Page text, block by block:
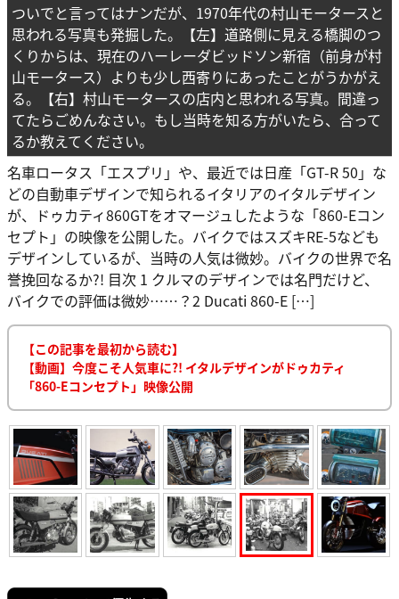
ついでと言ってはナンだが、1970年代の村山モータースと
思われる写真も発掘した。【左】道路側に見える橋脚のつ
くりからは、現在のハーレーダビッドソン新宿（前身が村
山モータース）よりも少し西寄りにあったことがうかがえ
る。【右】村山モータースの店内と思われる写真。間違っ
てたらごめんなさい。もし当時を知る方がいたら、合って
るか教えてください。
名車ロータス「エスプリ」や、最近では日産「GT-R 50」な
どの自動車デザインで知られるイタリアのイタルデザイン
が、ドゥカティ860GTをオマージュしたような「860-Eコン
セプト」の映像を公開した。バイクではスズキRE-5なども
デザインしているが、当時の人気は微妙。バイクの世界で名
誉挽回なるか?! 目次 1 クルマのデザインでは名門だけど、
バイクでの評価は微妙……？2 Ducati 860-E […]
【この記事を最初から読む】
【動画】今度こそ人気車に?! イタルデザインがドゥカティ
「860-Eコンセプト」映像公開